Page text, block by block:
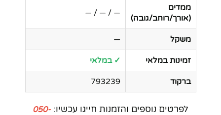
ממדים
(אורך/רוחב/גובה)
— / — / —
משקל —
זמינות במלאי ✓ במלאי
ברקוד 793239
לפרטים נוספים והזמנות חייגו עכשיו: 050-